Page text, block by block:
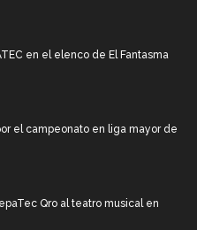
en el elenco de El Fantasma
el campeonato en liga mayor de
Qro al teatro musical en